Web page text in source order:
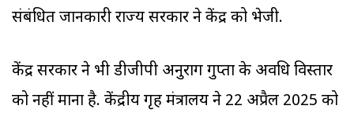
संबंधित जानकारी राज्य सरकार ने केंद्र को भेजी.
केंद्र सरकार ने भी डीजीपी अनुराग गुप्ता के अवधि विस्तार
को नहीं माना है. केंद्रीय गृह मंत्रालय ने 22 अप्रैल 2025 को